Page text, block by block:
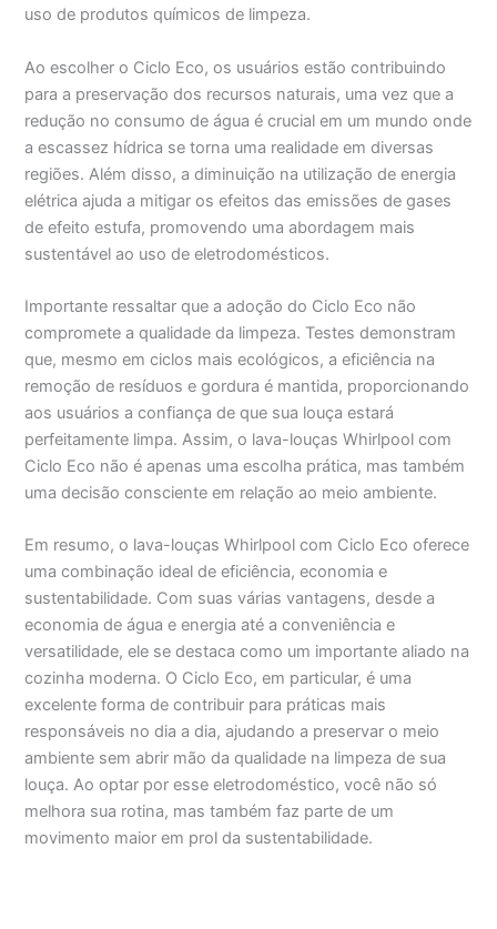
uso de produtos químicos de limpeza.
Ao escolher o Ciclo Eco, os usuários estão contribuindo
para a preservação dos recursos naturais, uma vez que a
redução no consumo de água é crucial em um mundo onde
a escassez hídrica se torna uma realidade em diversas
regiões. Além disso, a diminuição na utilização de energia
elétrica ajuda a mitigar os efeitos das emissões de gases
de efeito estufa, promovendo uma abordagem mais
sustentável ao uso de eletrodomésticos.
Importante ressaltar que a adoção do Ciclo Eco não
compromete a qualidade da limpeza. Testes demonstram
que, mesmo em ciclos mais ecológicos, a eficiência na
remoção de resíduos e gordura é mantida, proporcionando
aos usuários a confiança de que sua louça estará
perfeitamente limpa. Assim, o lava-louças Whirlpool com
Ciclo Eco não é apenas uma escolha prática, mas também
uma decisão consciente em relação ao meio ambiente.
Em resumo, o lava-louças Whirlpool com Ciclo Eco oferece
uma combinação ideal de eficiência, economia e
sustentabilidade. Com suas várias vantagens, desde a
economia de água e energia até a conveniência e
versatilidade, ele se destaca como um importante aliado na
cozinha moderna. O Ciclo Eco, em particular, é uma
excelente forma de contribuir para práticas mais
responsáveis no dia a dia, ajudando a preservar o meio
ambiente sem abrir mão da qualidade na limpeza de sua
louça. Ao optar por esse eletrodoméstico, você não só
melhora sua rotina, mas também faz parte de um
movimento maior em prol da sustentabilidade.